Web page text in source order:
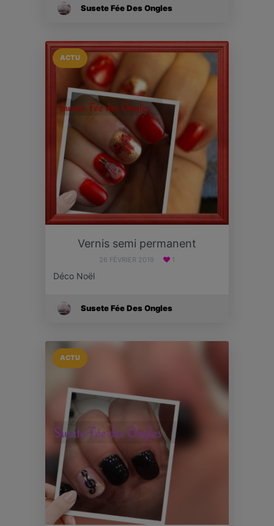
Susete Fée Des Ongles
ACTU
Vernis semi permanent
26 FÉVRIER 2019 1
Déco Noël
Susete Fée Des Ongles
ACTU